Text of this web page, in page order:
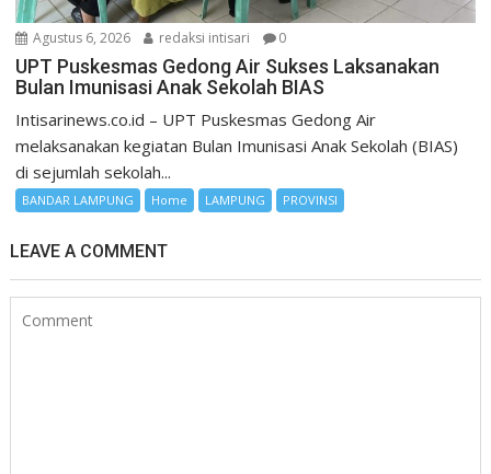
Agustus 6, 2026 redaksi intisari 0
UPT Puskesmas Gedong Air Sukses Laksanakan
Bulan Imunisasi Anak Sekolah BIAS
Intisarinews.co.id – UPT Puskesmas Gedong Air
melaksanakan kegiatan Bulan Imunisasi Anak Sekolah (BIAS)
di sejumlah sekolah...
BANDAR LAMPUNG Home LAMPUNG PROVINSI
LEAVE A COMMENT